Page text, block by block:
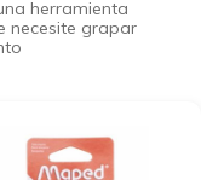
herramienta
necesite grapar